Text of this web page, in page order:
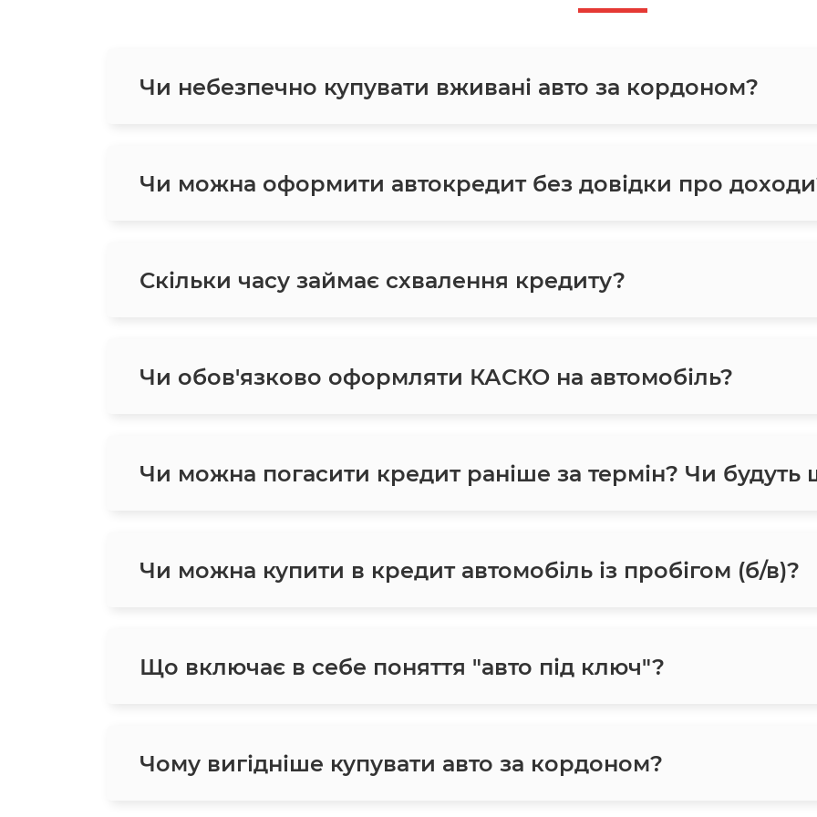
Чи небезпечно купувати вживані авто за кордоном?
Чи можна оформити автокредит без довідки про
Скільки часу займає схвалення кредиту?
Чи обов'язково оформляти КАСКО на автомобіль?
Чи можна погасити кредит раніше за термін? Чи будуть
Чи можна купити в кредит автомобіль із пробігом (б/в)?
Що включає в себе поняття "авто під ключ"?
Чому вигідніше купувати авто за кордоном?